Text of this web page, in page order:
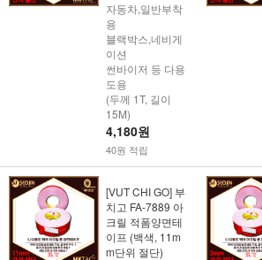
자동차,일반부착
용
블랙박스,네비게
이션
썬바이저 등 다용
도용
(두께 1T, 길이
15M)
4,180원
40원 적립
[VUT CHI GO] 부
치고 FA-7889 아
크릴 적폼양면테
이프 (백색, 11m
m단위 절단)